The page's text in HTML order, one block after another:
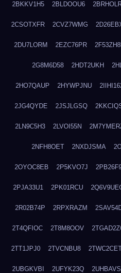
2BKKV1H5 2BLDOOU6
2CSOTXFR 2CVZ7WMG
2DU7LORM 2EZC76PR
2G8M6D58 2HDT2UKH
2HO7QAUP 2HYWPJNU
2JG4QYDE 2JSJLGSQ
2LN9C5H3 2LVOI55N
2NFH8OET 2NXDJSMA
2OYOC8EB 2P5KVO7J
2PJA33U1 2PK01RCU
2R02B74P 2RPXRAZM
2T4QFIOC 2T8M8OOV
2TT1JPJ0 2TVCNBU8
2UBGKVBI 2UFYK23Q